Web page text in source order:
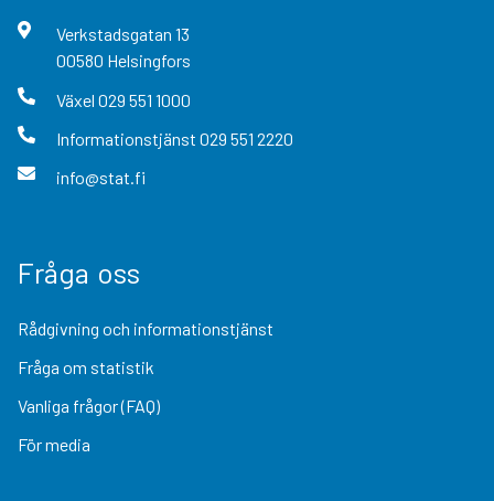
Verkstadsgatan 13
00580 Helsingfors
Växel 029 551 1000
Informationstjänst 029 551 2220
info@stat.fi
Fråga oss
Rådgivning och informationstjänst
Fråga om statistik
Vanliga frågor (FAQ)
För media